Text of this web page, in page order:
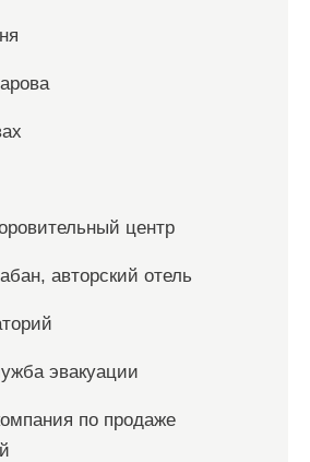
центр
авторский отель
эвакуации
по продаже